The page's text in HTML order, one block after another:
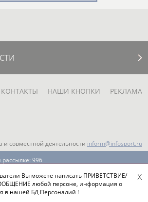
КОНТАКТЫ НАШИ КНОПКИ РЕКЛАМА
и совместной деятельности inform@infosport.ru
996
Вы можете написать ПРИВЕТСТВИЕ/
любой персоне, информация о
в нашей БД Персоналий !